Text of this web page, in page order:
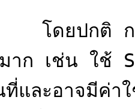
ดยปกติ การ
าก เช่น ใช้
ที่และอาจมีค่า